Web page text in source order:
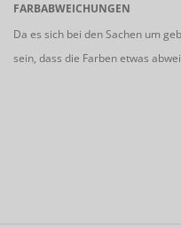
FARBABWEICHUNGEN
Da es sich bei den Sachen um
sein, dass die Farben etwas